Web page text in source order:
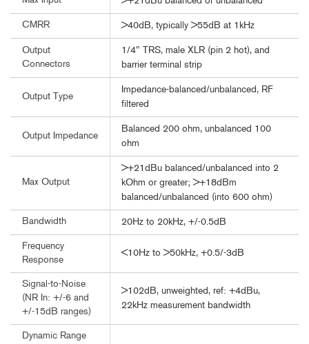
CMRR >40dB, typically >55dB at 1kHz
Output
Connectors
1/4" TRS, male XLR (pin 2 hot), and
barrier terminal strip
Output Type
Impedance-balanced/unbalanced, RF
filtered
Output Impedance
Balanced 200 ohm, unbalanced 100
ohm
Max Output
>+21dBu balanced/unbalanced into 2
kOhm or greater; >+18dBm
balanced/unbalanced (into 600 ohm)
Bandwidth 20Hz to 20kHz, +/-0.5dB
Frequency
Response
<10Hz to >50kHz, +0.5/-3dB
Signal-to-Noise
(NR In: +/-6 and
+/-15dB ranges)
>102dB, unweighted, ref: +4dBu,
22kHz measurement bandwidth
Dynamic Range